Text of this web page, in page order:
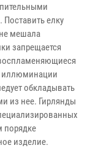
елку
мешала
запрещается
иллюминации
обкладывать
из нее. Гирлянды
порядке
изделие.